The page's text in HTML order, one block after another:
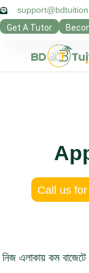
Get A Tutor
Call us
নিজ এলাকায় কম